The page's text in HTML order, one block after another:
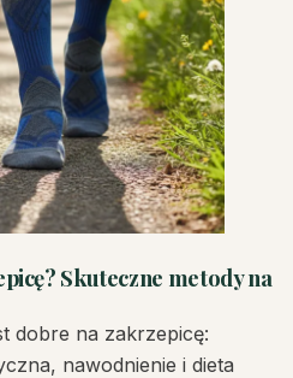
Skuteczne metody na
dobre na zakrzepicę:
nawodnienie i dieta